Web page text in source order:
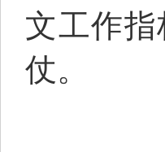
文工作
仗。